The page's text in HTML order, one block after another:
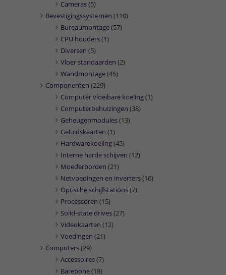
Cameras(5)
Bevestigingssystemen (110)
Bureaumontage(57)
CPU houders(1)
Diversen (5)
Vloer standaarden (2)
Wandmontage(45)
Componenten (229)
Computer vloeibare koeling(1)
Computerbehuizingen (38)
Geheugenmodules(13)
Geluidskaarten (1)
Hardwarekoeling(45)
Interne harde schijven (12)
Moederborden (21)
Netvoedingen en inverters(16)
Optische schijfstations(7)
Processoren (15)
Solid-state drives(27)
Videokaarten (12)
Voedingen (21)
Computers(29)
Accessoires(7)
Barebone(18)